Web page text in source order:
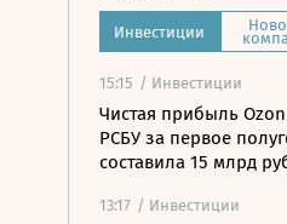
Инвестиции
15:15 / Инвестиции
Чистая прибыль
РСБУ за первое
составила 15 млрд
13:17 / Инвестиции